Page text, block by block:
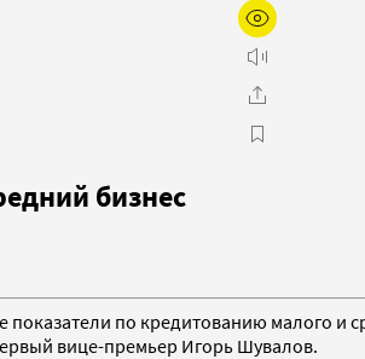
бизнес
по кредитованию малого и
вице-премьер Игорь Шувалов.